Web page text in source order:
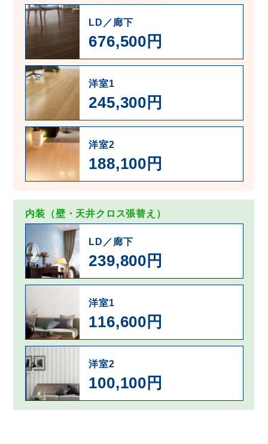
LD／廊下
676,500円
洋室1
245,300円
洋室2
188,100円
内装（壁・天井クロス張替え）
LD／廊下
239,800円
洋室1
116,600円
洋室2
100,100円